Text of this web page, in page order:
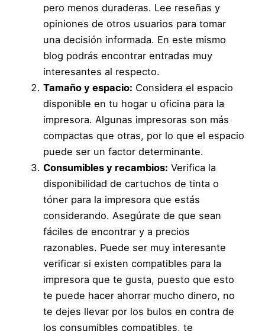
pero menos duraderas. Lee reseñas y
opiniones de otros usuarios para tomar
una decisión informada. En este mismo
blog podrás encontrar entradas muy
interesantes al respecto.
Tamaño y espacio: Considera el espacio
disponible en tu hogar u oficina para la
impresora. Algunas impresoras son más
compactas que otras, por lo que el espacio
puede ser un factor determinante.
Consumibles y recambios: Verifica la
disponibilidad de cartuchos de tinta o
tóner para la impresora que estás
considerando. Asegúrate de que sean
fáciles de encontrar y a precios
razonables. Puede ser muy interesante
verificar si existen compatibles para la
impresora que te gusta, puesto que esto
te puede hacer ahorrar mucho dinero, no
te dejes llevar por los bulos en contra de
los consumibles compatibles, te